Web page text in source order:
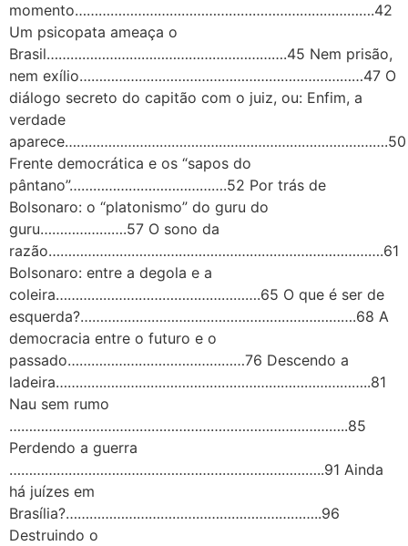
momento………………………………………………………………….42
Um psicopata ameaça o
Brasil…………………………………………………….45 Nem prisão,
nem exílio………………………………………………………………47 O
diálogo secreto do capitão com o juiz, ou: Enfim, a
verdade
aparece……………………………………………………………………….50
Frente democrática e os “sapos do
pântano”………………………………….52 Por trás de
Bolsonaro: o “platonismo” do guru do
guru………………….57 O sono da
razão………………………………………………………………………….61
Bolsonaro: entre a degola e a
coleira…………………………………………….65 O que é ser de
esquerda?…………………………………………………………….68 A
democracia entre o futuro e o
passado………………………………………76 Descendo a
ladeira……………………………………………………………………..81
Nau sem rumo
…………………………………………………………………………..85
Perdendo a guerra
……………………………………………………………………..91 Ainda
há juízes em
Brasília?………………………………………………………..96
Destruindo o